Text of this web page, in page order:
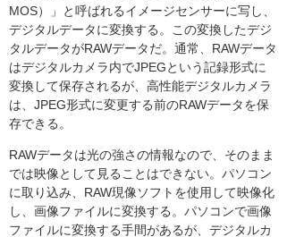
MOS）」と呼ばれるイメージセンサーに写し、
デジタルデータに変換する。この変換したデジ
タルデータがRAWデータだ。通常、RAWデータ
はデジタルカメラ内でJPEGという記録形式に
変換して保存されるが、高性能デジタルカメラ
は、JPEG形式に変更する前のRAWデータを保
存できる。
RAWデータは光の強さの情報なので、そのまま
では映像として見ることはできない。パソコン
に取り込み、RAW現像ソフトを使用して映像化
し、画像ファイルに変換する。パソコンで画像
ファイルに変換する手間があるが、デジタルカ